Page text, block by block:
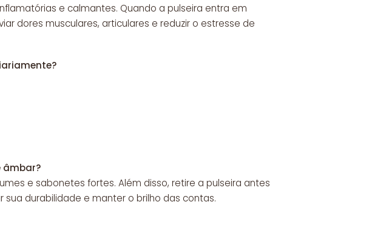
e calmantes. Quando a pulseira entra em
dores musculares, articulares e reduzir o estresse de
âmbar?
e sabonetes fortes. Além disso, retire a pulseira antes
durabilidade e manter o brilho das contas.